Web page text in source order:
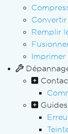
Remplir
Imprimer